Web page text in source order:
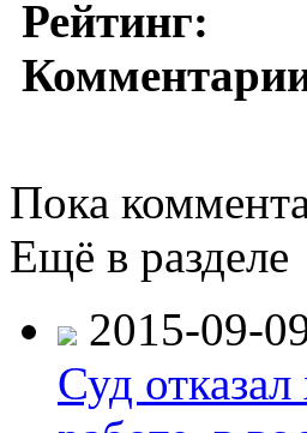
Рейтинг:
Пока
Ещё в разделе
2015-09-
Суд